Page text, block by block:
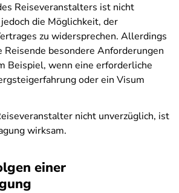
Reiseveranstalters ist nicht
die Möglichkeit, der
zu widersprechen. Allerdings
Reisende besondere Anforderungen
Beispiel, wenn eine erforderliche
oder ein Visum
nicht unverzüglich, ist
wirksam.
einer